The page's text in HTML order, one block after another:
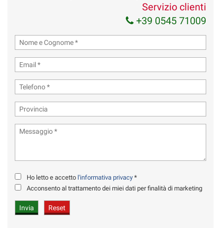
Servizio clienti
+39 0545 71009
Ho letto e accetto l'informativa privacy *
Acconsento al trattamento dei miei dati per finalità di marketing